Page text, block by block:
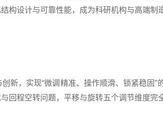
构设计与可靠性能，成为科研机构与高端
，实现“微调精准、操作顺滑、锁紧稳固”
回程空转问题，平移与旋转五个调节维度完